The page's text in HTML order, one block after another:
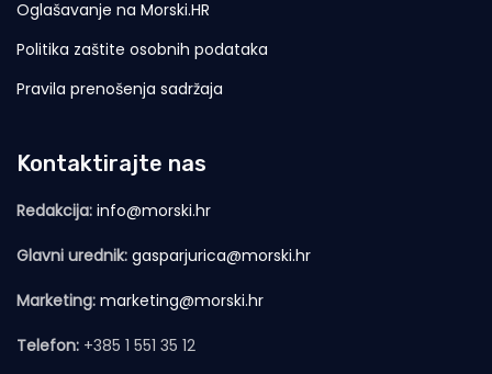
Oglašavanje na Morski.HR
Politika zaštite osobnih podataka
Pravila prenošenja sadržaja
Kontaktirajte nas
Redakcija: info@morski.hr
Glavni urednik: gasparjurica@morski.hr
Marketing: marketing@morski.hr
Telefon: +385 1 551 35 12